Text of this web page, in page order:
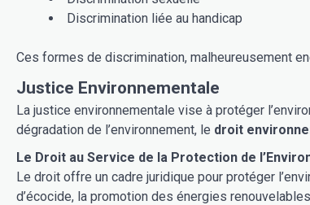
Discrimination liée au handicap
Ces formes de discrimination, malheureusement
Justice Environnementale
La justice environnementale vise à protéger
dégradation de l’environnement, le droit
Le Droit au Service de la Protection de
Le droit offre un cadre juridique pour protéger
d’écocide, la promotion des énergies